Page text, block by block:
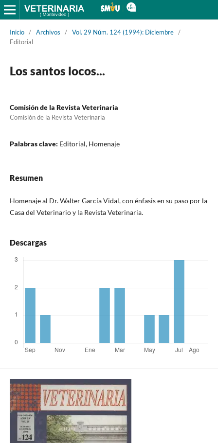
Inicio / Archivos / Vol. 29 Núm. 124 (1994): Diciembre /
Editorial
Los santos locos...
Comisión de la Revista Veterinaria
Comisión de la Revista Veterinaria
Palabras clave: Editorial, Homenaje
Resumen
Homenaje al Dr. Walter García Vidal, con énfasis en su paso por la
Casa del Veterinario y la Revista Veterinaria.
Descargas